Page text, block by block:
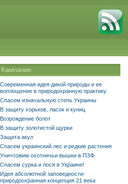
Кампании
Современная идея дикой природы и ее
воплощение в природохранную практику
Спасем изначальную степь Украины
В защиту хорьков, ласок и куниц
Возрождение болот
В защиту золотистой щурки
Защита акул
Спасем украинский лес и редкие растения
Уничтожим охотничьи вышки в ПЗФ
Спасем сурка и лося в Украине!
Идея абсолютной заповедности-
природоохранная концепция 21 века